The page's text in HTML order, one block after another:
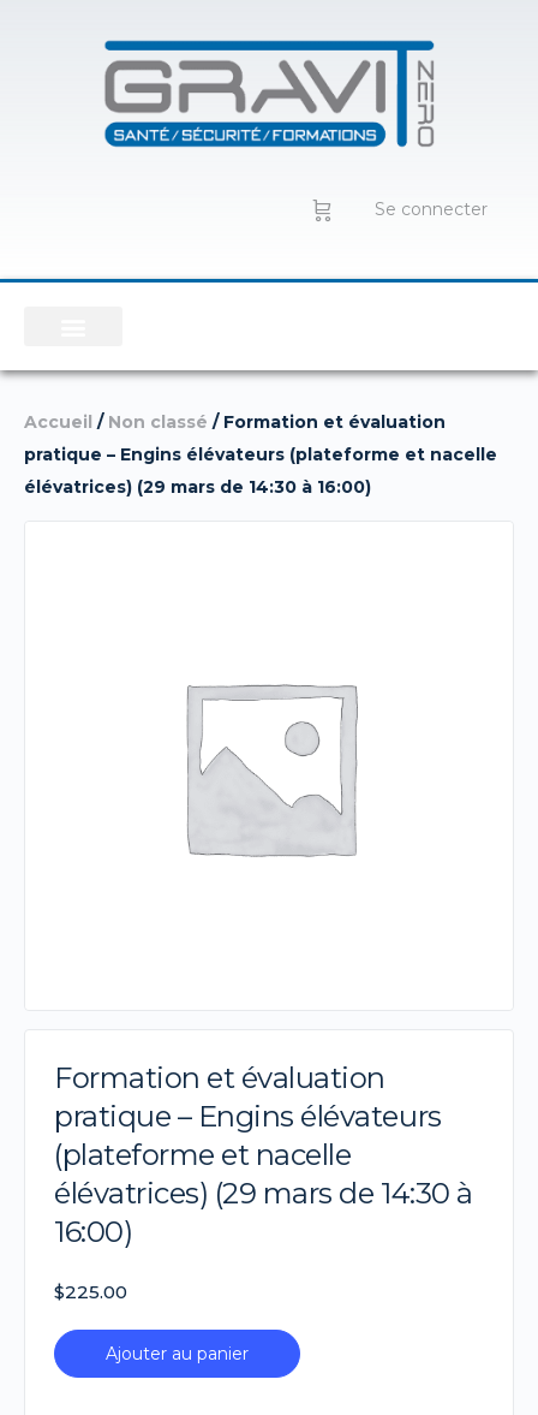
Se connecter
Accueil / Non classé / Formation et évaluation
pratique – Engins élévateurs (plateforme et nacelle
élévatrices) (29 mars de 14:30 à 16:00)
Formation et évaluation
pratique – Engins élévateurs
(plateforme et nacelle
élévatrices) (29 mars de 14:30 à
16:00)
$225.00
Ajouter au panier